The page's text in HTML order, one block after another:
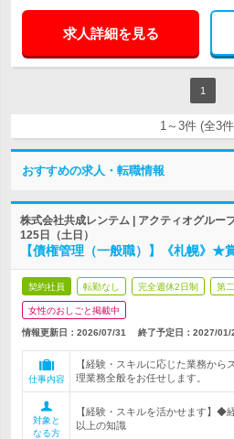
求人詳細を見る
1
1～3件 (全3
おすすめの求人・転職情報
株式会社共成レンテム | アクティオグルー
125日（土日）
【債権管理（一般職）】《札幌》★
契約社員 転勤なし 完全週休2日制 第
女性のおしごと掲載中
情報更新日：2026/07/31 終了予定日： 2027/01/
仕事内容
【経験・スキルに応じた業務か
理業務全般をお任せします。
対象と
なる方
【経験・スキルを活かせます】◆
以上の知識